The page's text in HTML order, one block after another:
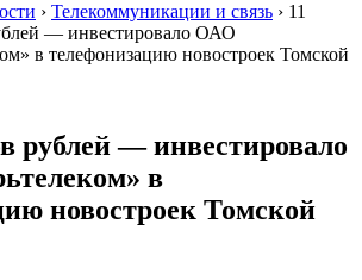
› Телекоммуникации и связь › 11
— инвестировало ОАО
в телефонизацию новостроек Томской
рублей — инвестировало
в
новостроек Томской